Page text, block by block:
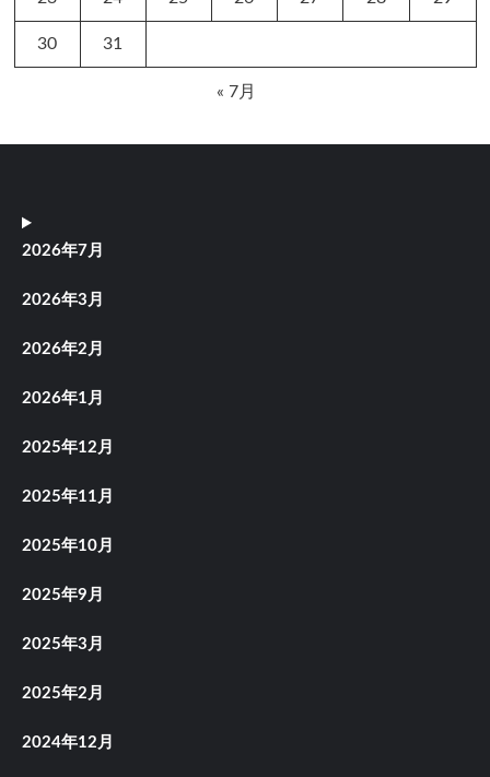
30 31
« 7月
2026年7月
2026年3月
2026年2月
2026年1月
2025年12月
2025年11月
2025年10月
2025年9月
2025年3月
2025年2月
2024年12月